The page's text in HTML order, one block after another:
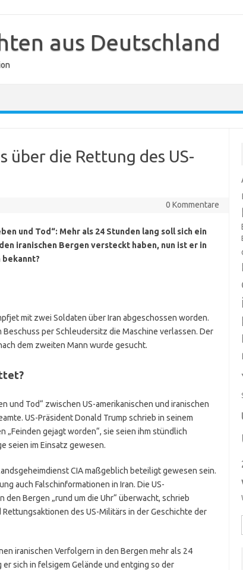
aus Deutschland
über die Rettung des US-
0 Kommentare
und Tod“: Mehr als 24 Stunden lang soll sich ein
iranischen Bergen versteckt haben, nun ist er in
mit zwei Soldaten über Iran abgeschossen worden.
per Schleudersitz die Maschine verlassen. Der
dem zweiten Mann wurde gesucht.
und Tod“ zwischen US-amerikanischen und iranischen
US-Präsident Donald Trump schrieb in seinem
„Feinden gejagt worden“, sie seien ihm stündlich
seien im Einsatz gewesen.
CIA maßgeblich beteiligt gewesen sein.
auch Falschinformationen in Iran. Die US-
Bergen „rund um die Uhr“ überwacht, schrieb
des US-Militärs in der Geschichte der
iranischen Verfolgern in den Bergen mehr als 24
sich in felsigem Gelände und entging so der